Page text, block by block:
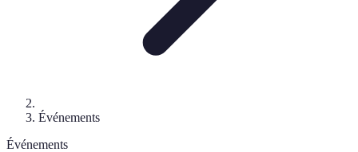
Événements
Événements